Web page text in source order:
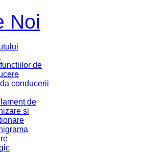
Noi
de
conducerii
de
si